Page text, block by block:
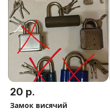
20 р.
Замок висячий